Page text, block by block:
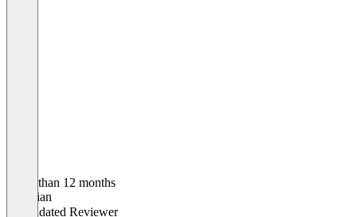
Older than 12 months
Christian
Validated Reviewer